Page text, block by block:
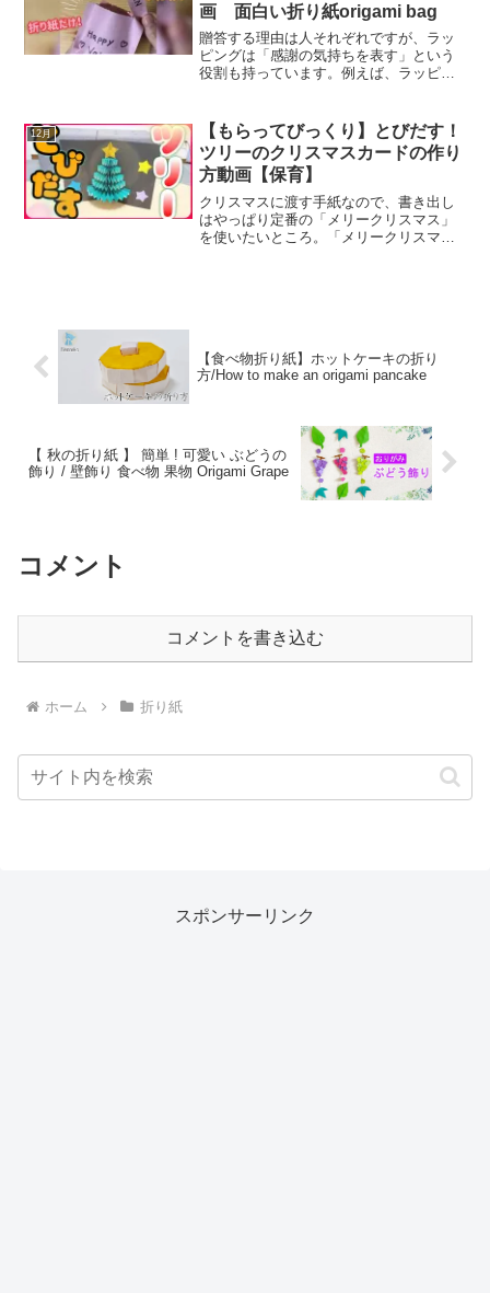
画 面白い折り紙origami bag
贈答する理由は人それぞれですが、ラッ
ピングは「感謝の気持ちを表す」という
役割も持っています。例えば、ラッピン
感謝の気持ちを強調させることができま
す。折り紙だけで簡単に、...
12月
【もらってびっくり】とびだす！
ツリーのクリスマスカードの作り
方動画【保育】
クリスマスに渡す手紙なので、書き出し
はやっぱり定番の「メリークリスマス」
を使いたいところ。「メリークリスマ
【食べ物折り紙】ホットケーキの折り
方/How to make an origami pancake
【 秋の折り紙 】 簡単 ! 可愛い ぶどうの
飾り / 壁飾り 食べ物 果物 Origami Grape
コメント
コメントを書き込む
ホーム 折り紙
スポンサーリンク